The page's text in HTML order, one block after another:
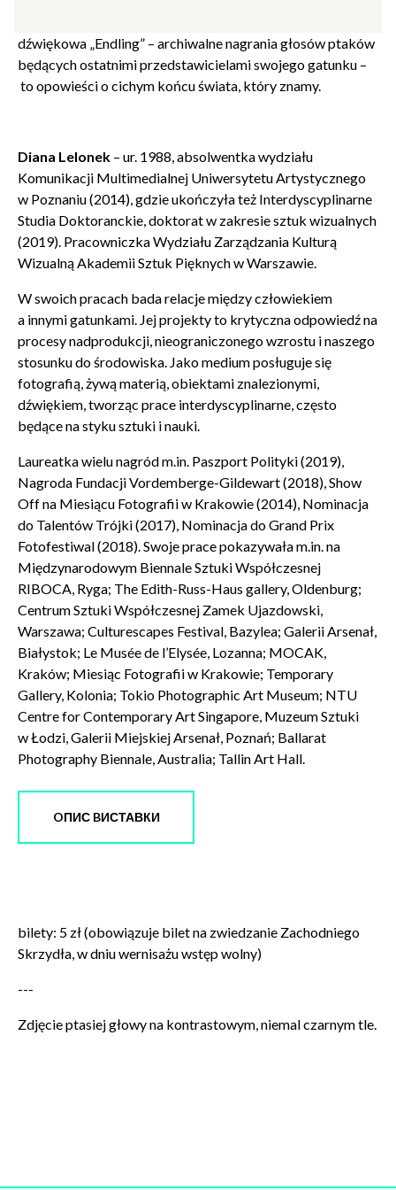
Dołącz do newslettera
POTWIERDŹ ADRES EMAIL
w celu skorzystania z usługi newsletter.
Administratorem danych osobowych jest Centrum
Kultury ZAMEK z siedzibą w Poznaniu. Zapoznałem/am
się z informacjami dotyczącymi przetwarzania danych
osobowych, które są zawarte wPolityce prywatności
WYŚLIJ
dźwiękowa „Endling” – archiwalne nagrania głosów ptaków
będących ostatnimi przedstawicielami swojego gatunku –
to opowieści o cichym końcu świata, który znamy.
Diana Lelonek – ur. 1988, absolwentka wydziału
Komunikacji Multimedialnej Uniwersytetu Artystycznego
w Poznaniu (2014), gdzie ukończyła też Interdyscyplinarne
Studia Doktoranckie, doktorat w zakresie sztuk wizualnych
(2019). Pracowniczka Wydziału Zarządzania Kulturą
Wizualną Akademii Sztuk Pięknych w Warszawie.
W swoich pracach bada relacje między człowiekiem
a innymi gatunkami. Jej projekty to krytyczna odpowiedź na
procesy nadprodukcji, nieograniczonego wzrostu i naszego
stosunku do środowiska. Jako medium posługuje się
fotografią, żywą materią, obiektami znalezionymi,
dźwiękiem, tworząc prace interdyscyplinarne, często
będące na styku sztuki i nauki.
Laureatka wielu nagród m.in. Paszport Polityki (2019),
Nagroda Fundacji Vordemberge-Gildewart (2018), Show
Off na Miesiącu Fotografii w Krakowie (2014), Nominacja
do Talentów Trójki (2017), Nominacja do Grand Prix
Fotofestiwal (2018). Swoje prace pokazywała m.in. na
Międzynarodowym Biennale Sztuki Współczesnej
RIBOCA, Ryga; The Edith-Russ-Haus gallery, Oldenburg;
Centrum Sztuki Współczesnej Zamek Ujazdowski,
Warszawa; Culturescapes Festival, Bazylea; Galerii Arsenał,
Białystok; Le Musée de l’Elysée, Lozanna; MOCAK,
Kraków; Miesiąc Fotografii w Krakowie; Temporary
Gallery, Kolonia; Tokio Photographic Art Museum; NTU
Centre for Contemporary Art Singapore, Muzeum Sztuki
w Łodzi, Galerii Miejskiej Arsenał, Poznań; Ballarat
Photography Biennale, Australia; Tallin Art Hall.
OПИС BИСТАВКИ
bilety: 5 zł (obowiązuje bilet na zwiedzanie Zachodniego
Skrzydła, w dniu wernisażu wstęp wolny)
---
Zdjęcie ptasiej głowy na kontrastowym, niemal czarnym tle.